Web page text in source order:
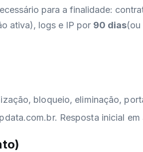
para a finalidade:
ativa), logs e IP por 90 dias(ou
bloqueio, eliminação,
. Resposta inicial em